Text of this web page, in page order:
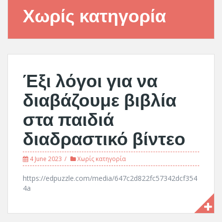
Χωρίς κατηγορία
Έξι λόγοι για να
διαβάζουμε βιβλία
στα παιδιά
διαδραστικό βίντεο
4 June 2023 Χωρίς κατηγορία
https://edpuzzle.com/media/647c2d822fc57342dcf354
4a